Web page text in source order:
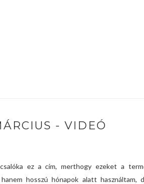
- VIDEÓ
ez a cím, merthogy ezeket a
hanem hosszú hónapok alatt használtam,